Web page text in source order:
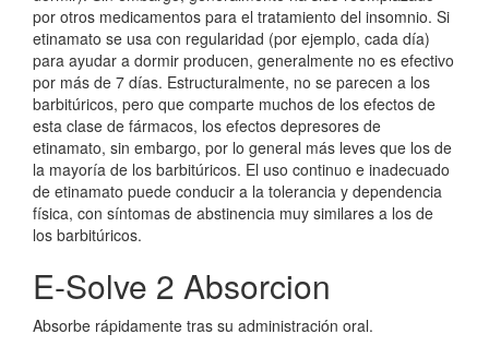
por otros medicamentos para el tratamiento del insomnio. Si
etinamato se usa con regularidad (por ejemplo, cada día)
para ayudar a dormir producen, generalmente no es efectivo
por más de 7 días. Estructuralmente, no se parecen a los
barbitúricos, pero que comparte muchos de los efectos de
esta clase de fármacos, los efectos depresores de
etinamato, sin embargo, por lo general más leves que los de
la mayoría de los barbitúricos. El uso continuo e inadecuado
de etinamato puede conducir a la tolerancia y dependencia
física, con síntomas de abstinencia muy similares a los de
los barbitúricos.
E-Solve 2 Absorcion
Absorbe rápidamente tras su administración oral.